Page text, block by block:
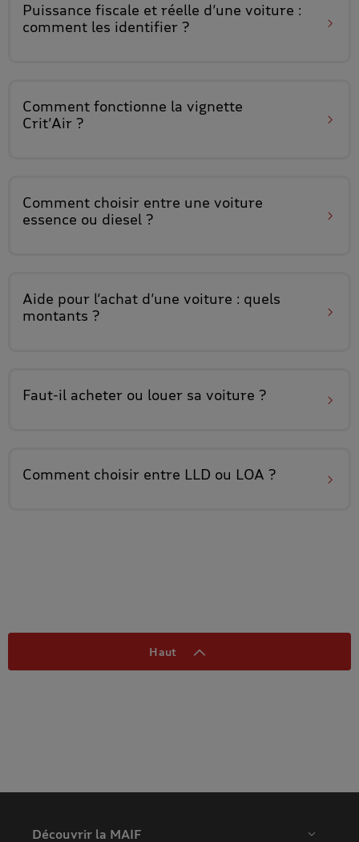
Puissance fiscale et réelle d’une voiture :
comment les identifier ?
Comment fonctionne la vignette
Crit’Air ?
Comment choisir entre une voiture
essence ou diesel ?
Aide pour l’achat d’une voiture : quels
montants ?
Faut-il acheter ou louer sa voiture ?
Comment choisir entre LLD ou LOA ?
Haut
Découvrir la MAIF